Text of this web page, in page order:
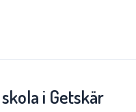
i Getskär